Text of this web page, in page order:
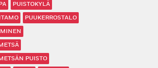
PUISTOKYLÄ
PUUKERROSTALO
PUISTO